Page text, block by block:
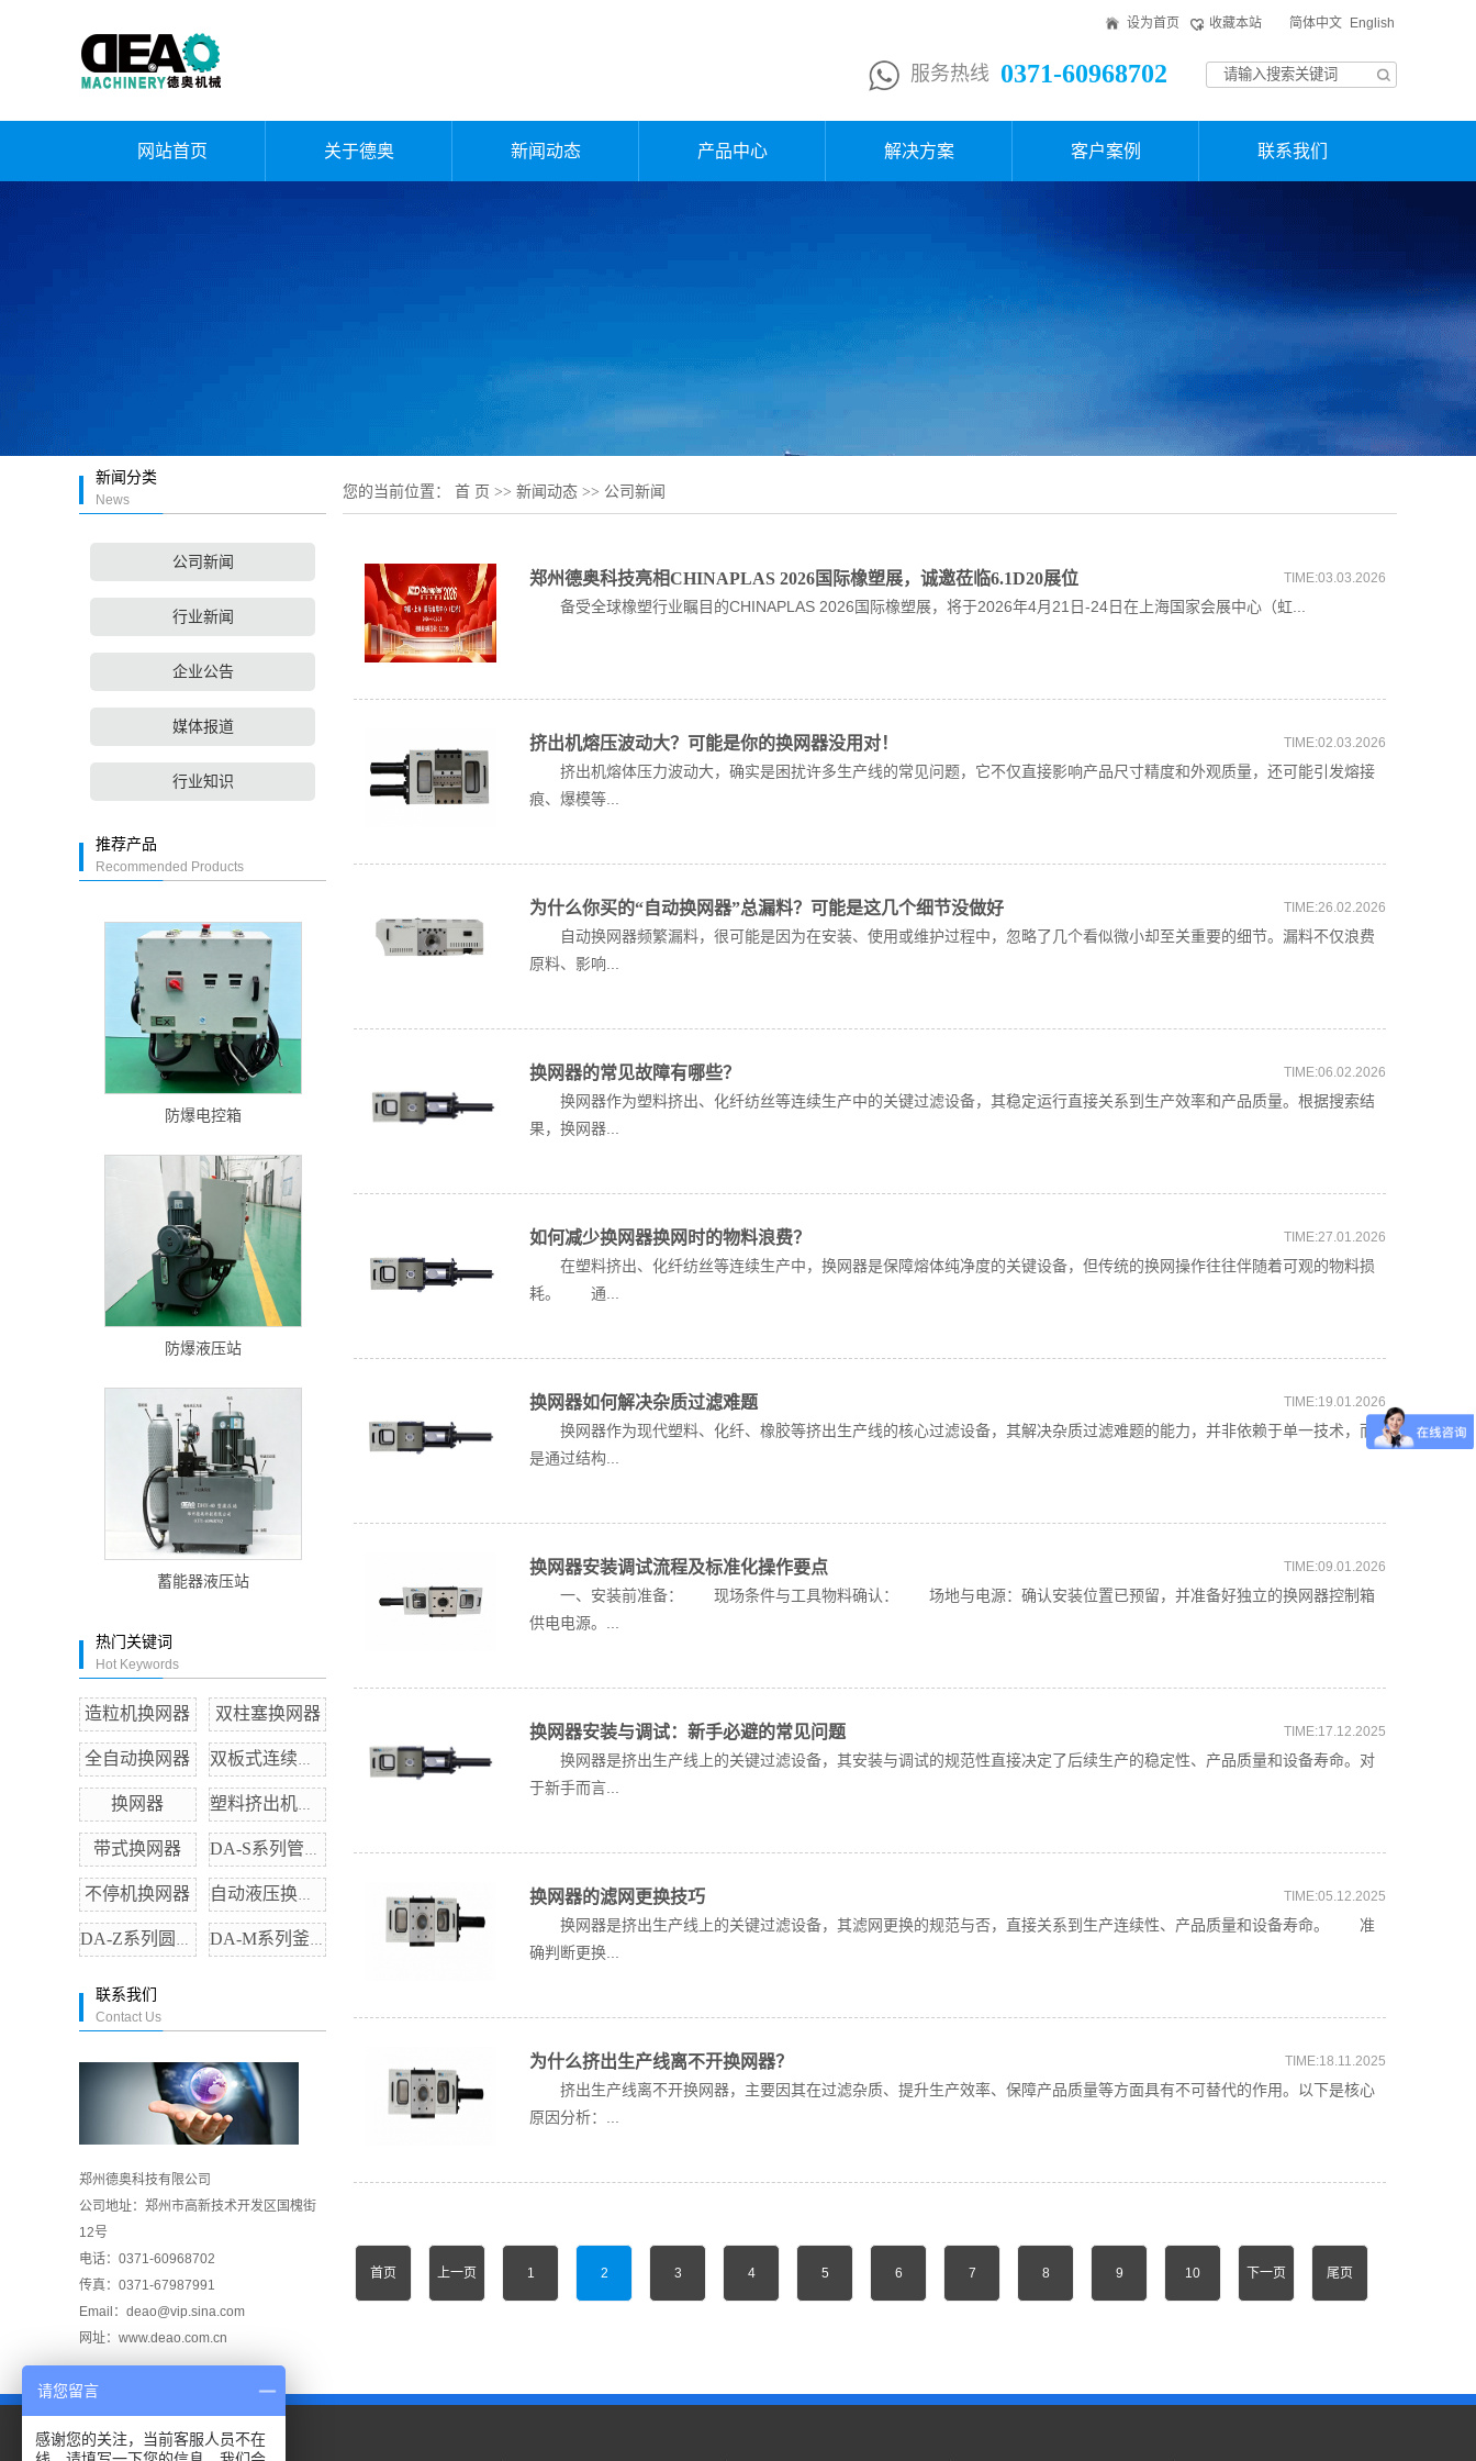
设为首页 收藏本站 简体中文 English
服务热线 0371-60968702
网站首页 关于德奥 新闻动态
公司新闻
行业知识
产品中心 解决方案 客户案例 联系我们
新闻分类
News
公司新闻
行业新闻
企业公告
媒体报道
行业知识
推荐产品
Recommended Products
防爆电控箱
防爆液压站
蓄能器液压站
热门关键词
Hot Keywords
造粒机换网器 双柱塞换网器
全自动换网器 双板式连续换网器
换网器 塑料挤出机换网器
带式换网器 DA-S系列管道泵
不停机换网器 自动液压换网器
DA-Z系列圆体泵 DA-M系列釜底泵
联系我们
Contact Us
郑州德奥科技有限公司
公司地址：郑州市高新技术开发区国槐街
12号
电话：0371-60968702
传真：0371-67987991
Email：deao@vip.sina.com
网址：www.deao.com.cn
您的当前位置： 首 页 >> 新闻动态 >> 公司新闻
郑州德奥科技亮相CHINAPLAS 2026国际橡塑展，诚邀莅临6.1D20展位 TIME:03.03.2026
备受全球橡塑行业瞩目的CHINAPLAS 2026国际橡塑展，将于2026年4月21日-24日在上海国家会展中心（虹...
挤出机熔压波动大？可能是你的换网器没用对！ TIME:02.03.2026
挤出机熔体压力波动大，确实是困扰许多生产线的常见问题，它不仅直接影响产品尺寸精度和外观质量，还可能引发熔接
痕、爆模等...
为什么你买的“自动换网器”总漏料？可能是这几个细节没做好 TIME:26.02.2026
自动换网器频繁漏料，很可能是因为在安装、使用或维护过程中，忽略了几个看似微小却至关重要的细节。漏料不仅浪费
原料、影响...
换网器的常见故障有哪些？ TIME:06.02.2026
换网器作为塑料挤出、化纤纺丝等连续生产中的关键过滤设备，其稳定运行直接关系到生产效率和产品质量。根据搜索结
果，换网器...
如何减少换网器换网时的物料浪费？ TIME:27.01.2026
在塑料挤出、化纤纺丝等连续生产中，换网器是保障熔体纯净度的关键设备，但传统的换网操作往往伴随着可观的物料损
耗。 通...
换网器如何解决杂质过滤难题 TIME:19.01.2026
换网器作为现代塑料、化纤、橡胶等挤出生产线的核心过滤设备，其解决杂质过滤难题的能力，并非依赖于单一技术，而
是通过结构...
换网器安装调试流程及标准化操作要点 TIME:09.01.2026
一、安装前准备： 现场条件与工具物料确认： 场地与电源：确认安装位置已预留，并准备好独立的换网器控制箱
供电电源。...
换网器安装与调试：新手必避的常见问题 TIME:17.12.2025
换网器是挤出生产线上的关键过滤设备，其安装与调试的规范性直接决定了后续生产的稳定性、产品质量和设备寿命。对
于新手而言...
换网器的滤网更换技巧 TIME:05.12.2025
换网器是挤出生产线上的关键过滤设备，其滤网更换的规范与否，直接关系到生产连续性、产品质量和设备寿命。 准
确判断更换...
为什么挤出生产线离不开换网器？ TIME:18.11.2025
挤出生产线离不开换网器，主要因其在过滤杂质、提升生产效率、保障产品质量等方面具有不可替代的作用。以下是核心
原因分析：...
首页 上一页 1 2 3 4 5 6 7 8 9 10 下一页 尾页
请您留言
感谢您的关注，当前客服人员不在